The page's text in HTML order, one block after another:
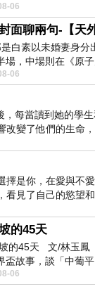
06
面聊兩句-【天
白素以未婚妻身分
場，中場則在《原
西藏境外流亡 地下組
06
每當讀到她的學
改變了他們的生命
擇是你，在愛與不
看見了自己的慾望
的45天
坡的45天 文/林
盃故事，談「中葡
06